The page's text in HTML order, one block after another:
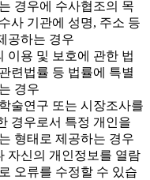
경우에 수사협조의 목
사 기관에 성명, 주소 등
공하는 경우
이용 및 보호에 관한 법
련법률 등 법률에 특별
경우
술연구 또는 시장조사를
경우로서 특정 개인을
형태로 제공하는 경우
자신의 개인정보를 열람
오류를 수정할 수 있습